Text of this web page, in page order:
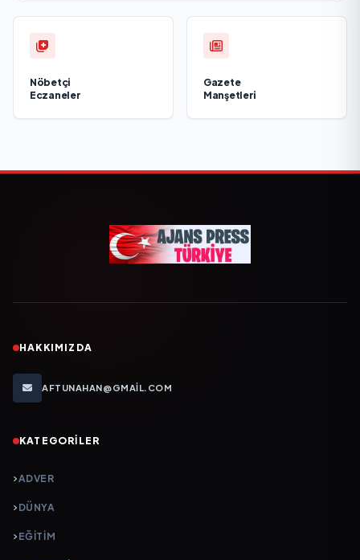
Nöbetçi
Eczaneler
Gazete
Manşetleri
HAKKIMIZDA
AFTUNAHAN@GMAIL.COM
KATEGORILER
ADVER
DÜNYA
EĞİTİM